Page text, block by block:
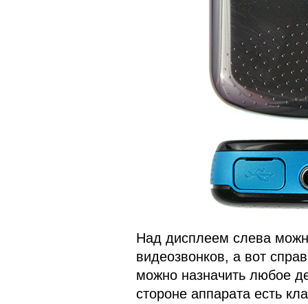
Над дисплеем слева
видеозвонков, а вот
можно назначить любое
стороне аппарата есть